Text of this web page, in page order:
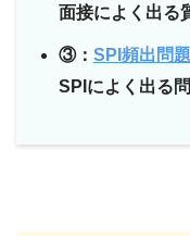
面接によく出る
③： SPI頻出問
SPIによく出る